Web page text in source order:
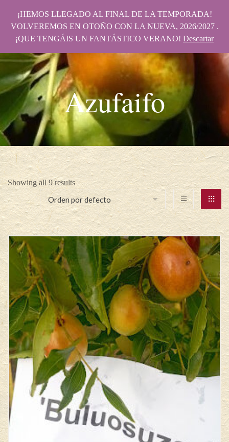
Azufaifo
Showing all 9 results
¡HEMOS LLEGADO AL FINAL DE LA TEMPORADA!
VOLVEREMOS EN OTOÑO CON LA NUEVA, 2026/2027 .
¡QUE TENGÁIS UN FANTÁSTICO VERANO! Descartar